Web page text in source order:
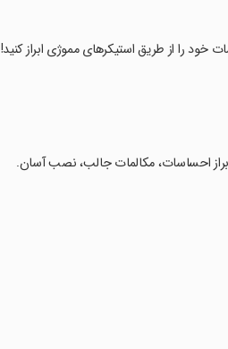
را از طریق استیکرهای مموژی ابراز کنید!